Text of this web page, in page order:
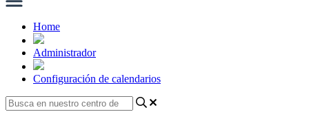
Home
Administrador
Configuración de calendarios